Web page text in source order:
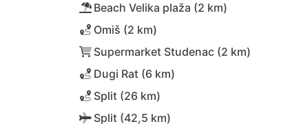
Beach Velika plaža (2 km)
Omiš (2 km)
Supermarket Studenac (2 km)
Dugi Rat (6 km)
Split (26 km)
Split (42,5 km)